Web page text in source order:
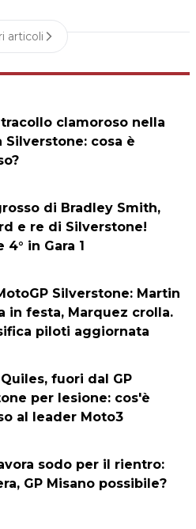
articoli
clamoroso nella
Silverstone: cosa è
di Bradley Smith,
e re di Silverstone!
4° in Gara 1
Silverstone: Martin
in festa, Marquez crolla.
piloti aggiornata
fuori dal GP
per lesione: cos'è
al leader Moto3
sodo per il rientro:
GP Misano possibile?